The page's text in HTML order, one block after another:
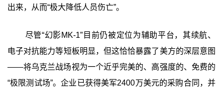
出来，从而“极大降低人员伤亡”。
尽管“幻影MK-1”目前仍被定位为辅助平台，其续航、
电子对抗能力等短板明显，但这恰恰暴露了美方的深层意图
——将乌克兰战场视为一个近乎完美的、高强度的、免费的
“极限测试场”。企业已获得美军2400万美元的采购合同，并